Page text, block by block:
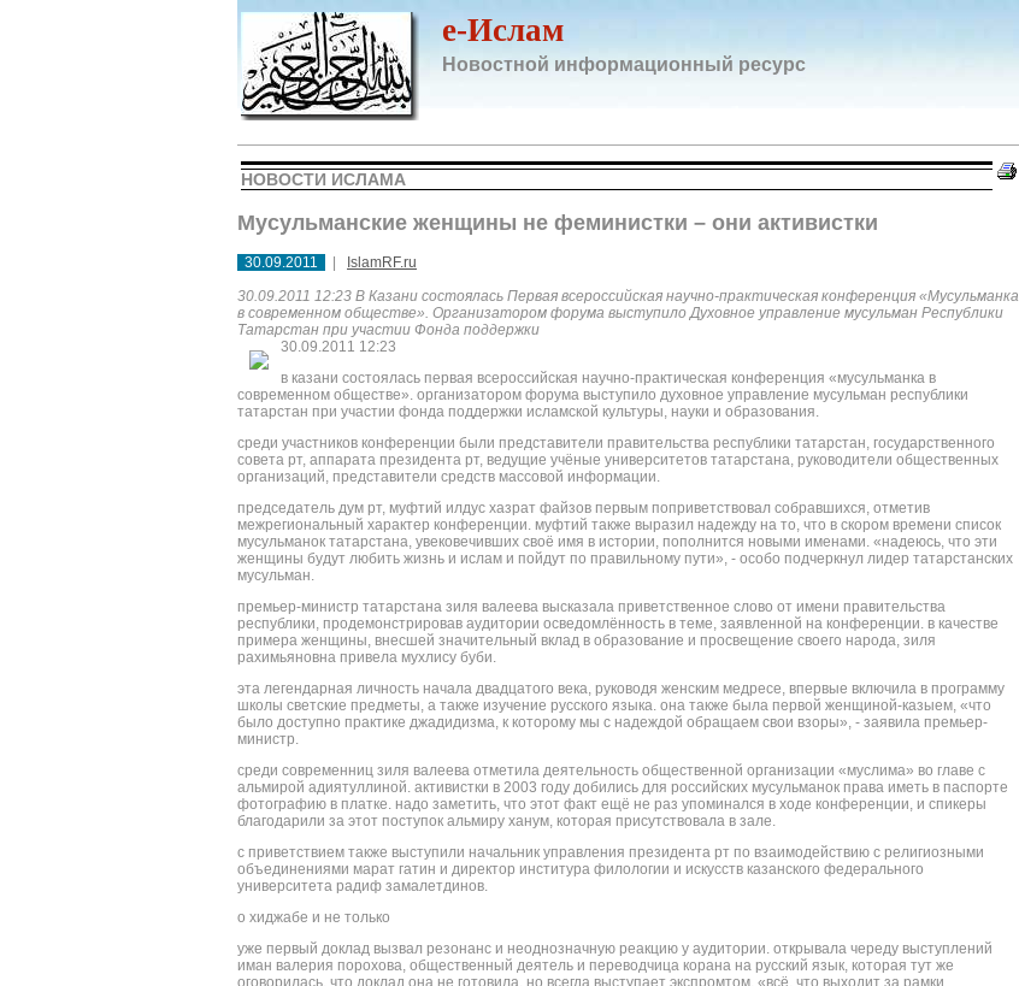
e-Ислам
Новостной информационный ресурс
НОВОСТИ ИСЛАМА
Мусульманские женщины не феминистки – они активистки
30.09.2011
IslamRF.ru
30.09.2011 12:23 В Казани состоялась Первая всероссийская научно-практическая конференция «Мусульманка
в современном обществе». Организатором форума выступило Духовное управление мусульман Республики
Татарстан при участии Фонда поддержки
30.09.2011 12:23
в казани состоялась первая всероссийская научно-практическая конференция «мусульманка в
современном обществе». организатором форума выступило духовное управление мусульман республики
татарстан при участии фонда поддержки исламской культуры, науки и образования.
среди участников конференции были представители правительства республики татарстан, государственного
совета рт, аппарата президента рт, ведущие учёные университетов татарстана, руководители общественных
организаций, представители средств массовой информации.
председатель дум рт, муфтий илдус хазрат файзов первым поприветствовал собравшихся, отметив
межрегиональный характер конференции. муфтий также выразил надежду на то, что в скором времени список
мусульманок татарстана, увековечивших своё имя в истории, пополнится новыми именами. «надеюсь, что эти
женщины будут любить жизнь и ислам и пойдут по правильному пути», - особо подчеркнул лидер татарстанских
мусульман.
премьер-министр татарстана зиля валеева высказала приветственное слово от имени правительства
республики, продемонстрировав аудитории осведомлённость в теме, заявленной на конференции. в качестве
примера женщины, внесшей значительный вклад в образование и просвещение своего народа, зиля
рахимьяновна привела мухлису буби.
эта легендарная личность начала двадцатого века, руководя женским медресе, впервые включила в программу
школы светские предметы, а также изучение русского языка. она также была первой женщиной-казыем, «что
было доступно практике джадидизма, к которому мы с надеждой обращаем свои взоры», - заявила премьер-
министр.
среди современниц зиля валеева отметила деятельность общественной организации «муслима» во главе с
альмирой адиятуллиной. активистки в 2003 году добились для российских мусульманок права иметь в паспорте
фотографию в платке. надо заметить, что этот факт ещё не раз упоминался в ходе конференции, и спикеры
благодарили за этот поступок альмиру ханум, которая присутствовала в зале.
с приветствием также выступили начальник управления президента рт по взаимодействию с религиозными
объединениями марат гатин и директор институра филологии и искусств казанского федерального
университета радиф замалетдинов.
о хиджабе и не только
уже первый доклад вызвал резонанс и неоднозначную реакцию у аудитории. открывала череду выступлений
иман валерия порохова, общественный деятель и переводчица корана на русский язык, которая тут же
оговорилась, что доклад она не готовила, но всегда выступает экспромтом. «всё, что выходит за рамки